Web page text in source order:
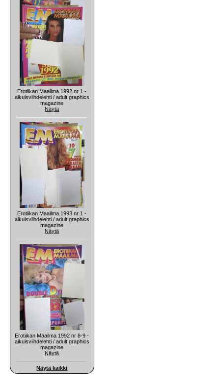
Erotiikan Maailma 1992 nr 1 -
aikuisviihdelehti / adult graphics
magazine
Näytä
Erotiikan Maailma 1993 nr 1 -
aikuisviihdelehti / adult graphics
magazine
Näytä
Erotiikan Maailma 1992 nr 8-9 -
aikuisviihdelehti / adult graphics
magazine
Näytä
Näytä kaikki